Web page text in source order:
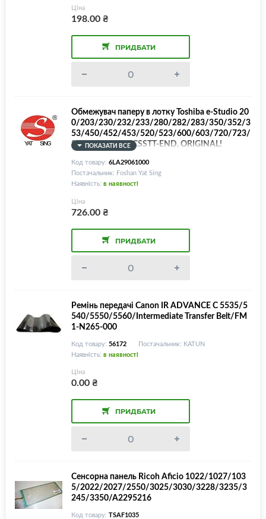
Ціна
198.00₴
ПРИДБАТИ
Обмежувач паперу в лотку Toshiba e-Studio 20
0/203/230/232/233/280/282/283/350/352/3
53/450/452/453/520/523/600/603/720/723/
850/853, WALL-CSSTT-END, ORIGINAL!
ПОКАЗАТИ ВСЕ
Код товару: 6LA29061000
Постачальник: Foshan Yat Sing
Наявність: в наявності
Ціна
726.00₴
ПРИДБАТИ
Ремінь передачі Canon IR ADVANCE C 5535/5
540/5550/5560/Intermediate Transfer Belt/FM
1-N265-000
Код товару: 56172
Постачальник: KATUN
Наявність: в наявності
Ціна
0.00₴
ПРИДБАТИ
Сенсорна панель Ricoh Aficio 1022/1027/103
5/2022/2027/2550/3025/3030/3228/3235/3
245/3350/A2295216
Код товару: TSAF1035